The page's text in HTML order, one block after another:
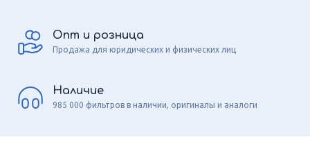
Опт и розница
Продажа для юридических и физических лиц
Наличие
985 000 фильтров в наличии, оригиналы и аналоги